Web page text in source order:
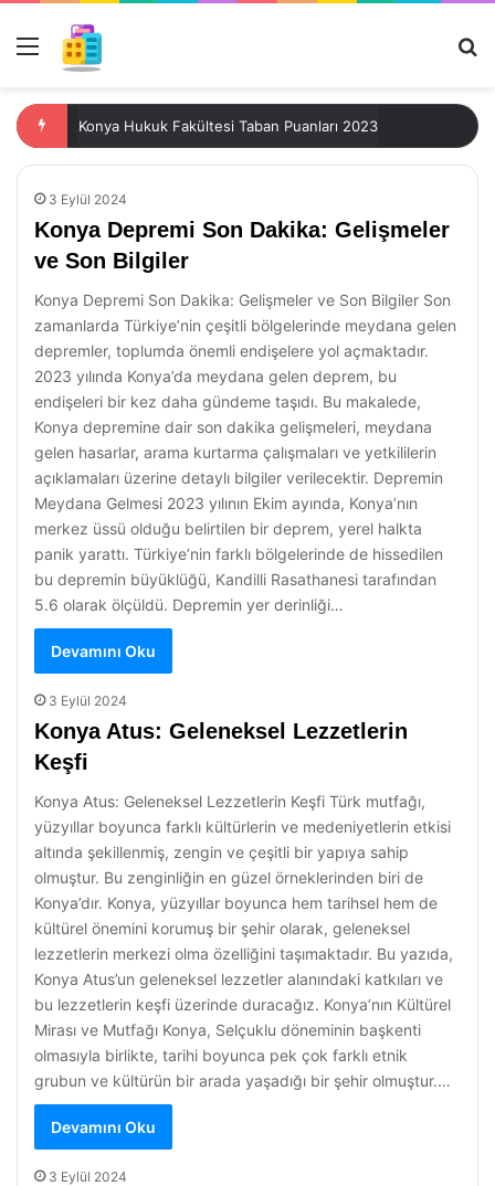
Menü
Konya Hukuk Fakültesi Taban Puanları 2023
3 Eylül 2024
Konya Depremi Son Dakika: Gelişmeler
ve Son Bilgiler
Konya Depremi Son Dakika: Gelişmeler ve Son Bilgiler Son
zamanlarda Türkiye’nin çeşitli bölgelerinde meydana gelen
depremler, toplumda önemli endişelere yol açmaktadır.
2023 yılında Konya’da meydana gelen deprem, bu
endişeleri bir kez daha gündeme taşıdı. Bu makalede,
Konya depremine dair son dakika gelişmeleri, meydana
gelen hasarlar, arama kurtarma çalışmaları ve yetkililerin
açıklamaları üzerine detaylı bilgiler verilecektir. Depremin
Meydana Gelmesi 2023 yılının Ekim ayında, Konya’nın
merkez üssü olduğu belirtilen bir deprem, yerel halkta
panik yarattı. Türkiye’nin farklı bölgelerinde de hissedilen
bu depremin büyüklüğü, Kandilli Rasathanesi tarafından
5.6 olarak ölçüldü. Depremin yer derinliği…
Devamını Oku
3 Eylül 2024
Konya Atus: Geleneksel Lezzetlerin
Keşfi
Konya Atus: Geleneksel Lezzetlerin Keşfi Türk mutfağı,
yüzyıllar boyunca farklı kültürlerin ve medeniyetlerin etkisi
altında şekillenmiş, zengin ve çeşitli bir yapıya sahip
olmuştur. Bu zenginliğin en güzel örneklerinden biri de
Konya’dır. Konya, yüzyıllar boyunca hem tarihsel hem de
kültürel önemini korumuş bir şehir olarak, geleneksel
lezzetlerin merkezi olma özelliğini taşımaktadır. Bu yazıda,
Konya Atus’un geleneksel lezzetler alanındaki katkıları ve
bu lezzetlerin keşfi üzerinde duracağız. Konya’nın Kültürel
Mirası ve Mutfağı Konya, Selçuklu döneminin başkenti
olmasıyla birlikte, tarihi boyunca pek çok farklı etnik
grubun ve kültürün bir arada yaşadığı bir şehir olmuştur.…
Devamını Oku
3 Eylül 2024